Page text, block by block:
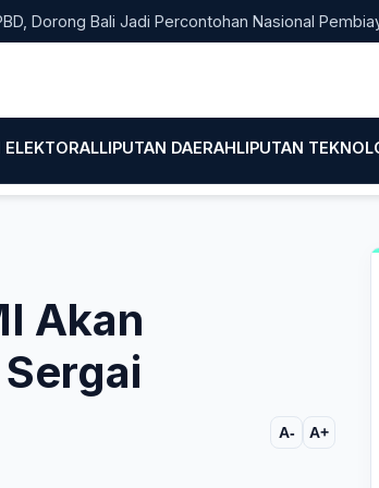
Bali Jadi Percontohan Nasional Pembiayaan
ELEKTORALLIPUTAN DAERAHLIPUTAN
Akan
A- A+